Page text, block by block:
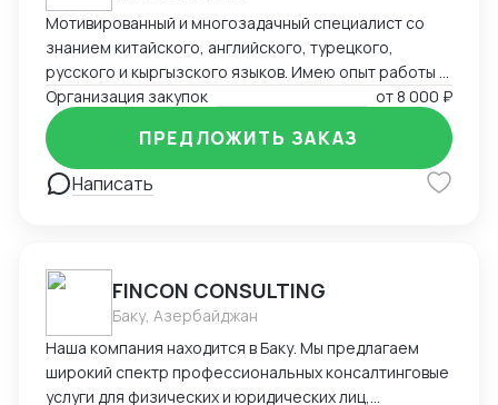
Мотивированный и многозадачный специалист со
знанием китайского, английского, турецкого,
русского и кыргызского языков. Имею опыт работы в
сфере международных продаж, закупок и логистики.
Быстро адаптируюсь в мультикультурной среде и
выстраиваю долгосрочные партнёрские отношения.
Надёжна, ответственна и стремлюсь к
профессиональному росту.
Организация закупок от 8 000 ₽
Написать
ПРЕДЛОЖИТЬ ЗАКАЗ
FINCON CONSULTING
Баку, Азербайджан
Наша компания находится в Баку. Мы предлагаем
широкий спектр профессиональных консалтинговые
услуги для физических и юридических лиц,